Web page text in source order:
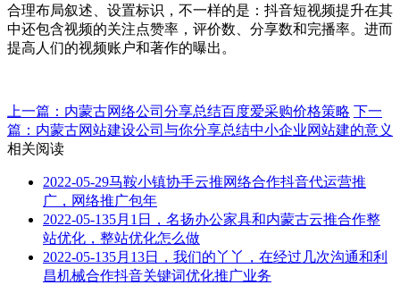
合理布局叙述、设置标识，不一样的是：抖音短视频提升在其
中还包含视频的关注点赞率，评价数、分享数和完播率。进而
提高人们的视频账户和著作的曝出。
上一篇：​内蒙古网络公司分享总结百度爱采购价格策略 下一
篇：内蒙古网站建设公司与你分享总结中小企业网站建的意义
相关阅读
2022-05-29马鞍小镇协手云推网络合作抖音代运营推
广，网络推广包年
2022-05-135月1日，名扬办公家具和内蒙古云推合作整
站优化，整站优化怎么做
2022-05-135月13日，我们的丫丫，在经过几次沟通和利
昌机械合作抖音关键词优化推广业务